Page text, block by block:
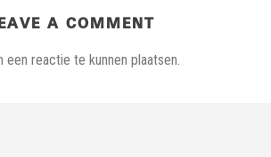
A COMMENT
een reactie te kunnen plaatsen.